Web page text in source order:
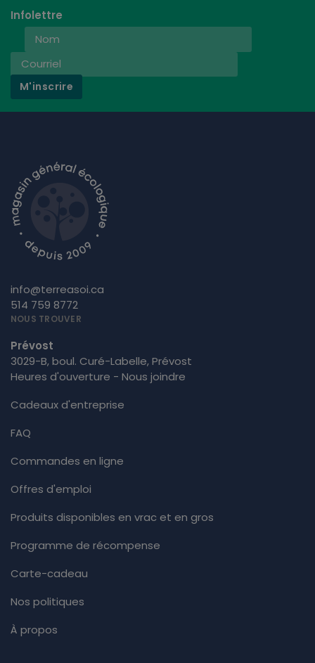
Infolettre
M'inscrire
info@terreasoi.ca
514 759 8772
NOUS TROUVER
Prévost
3029-B, boul. Curé-Labelle, Prévost
Heures d'ouverture - Nous joindre
Cadeaux d'entreprise
FAQ
Commandes en ligne
Offres d'emploi
Produits disponibles en vrac et en gros
Programme de récompense
Carte-cadeau
Nos politiques
À propos